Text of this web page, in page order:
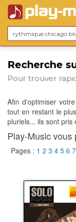
Recherche
Pour trouver
Afin d'optimiser
tout en restant le
pluriels... ils sont pris
Play-Music
Pages : 1 2 3 4 5 6 7